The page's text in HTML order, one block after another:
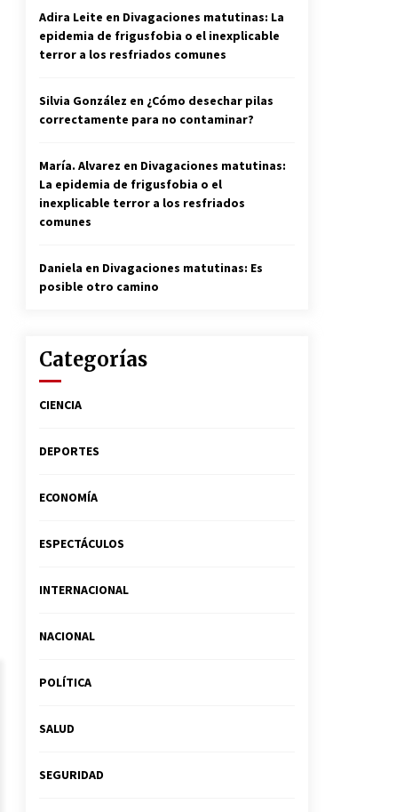
Adira Leite en Divagaciones matutinas: La
epidemia de frigusfobia o el inexplicable
terror a los resfriados comunes
Silvia González en ¿Cómo desechar pilas
correctamente para no contaminar?
María. Alvarez en Divagaciones matutinas:
La epidemia de frigusfobia o el
inexplicable terror a los resfriados
comunes
Daniela en Divagaciones matutinas: Es
posible otro camino
Categorías
CIENCIA
DEPORTES
ECONOMÍA
ESPECTÁCULOS
INTERNACIONAL
NACIONAL
POLÍTICA
SALUD
SEGURIDAD